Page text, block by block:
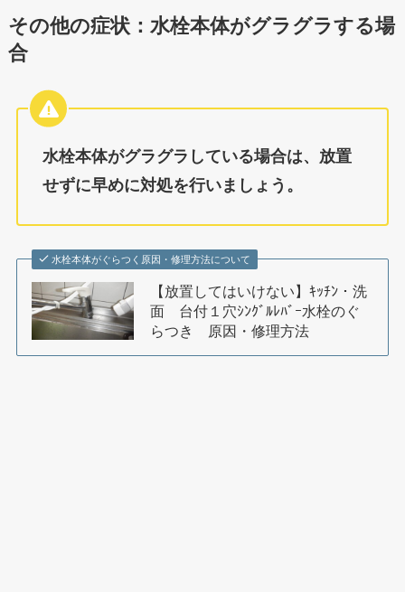
その他の症状：水栓本体がグラグラする場
合
水栓本体がグラグラしている場合は、放置
せずに早めに対処を行いましょう。
水栓本体がぐらつく原因・修理方法について
【放置してはいけない】ｷｯﾁﾝ・洗
面 台付１穴ｼﾝｸﾞﾙﾚﾊﾞｰ水栓のぐ
らつき 原因・修理方法